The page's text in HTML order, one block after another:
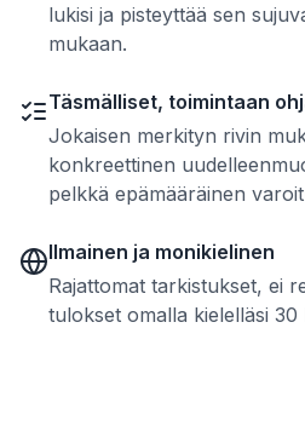
lukisi ja pisteyttää sen
mukaan.
Täsmälliset, toimintaan
Jokaisen merkityn rivin
konkreettinen
pelkkä epämääräinen
Ilmainen ja monikielinen
Rajattomat tarkistukset, ei
tulokset omalla kielelläsi 30